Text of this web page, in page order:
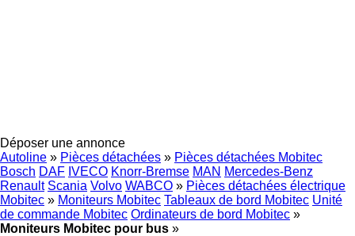
Déposer une annonce
Autoline » Pièces détachées » Pièces détachées Mobitec
Bosch DAF IVECO Knorr-Bremse MAN Mercedes-Benz
Renault Scania Volvo WABCO » Pièces détachées électrique
Mobitec » Moniteurs Mobitec Tableaux de bord Mobitec Unité
de commande Mobitec Ordinateurs de bord Mobitec »
Moniteurs Mobitec pour bus »